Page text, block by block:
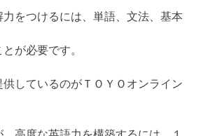
をつけるには、単語、文法、基本
が必要です。
供しているのがＴＯＹＯオンライン